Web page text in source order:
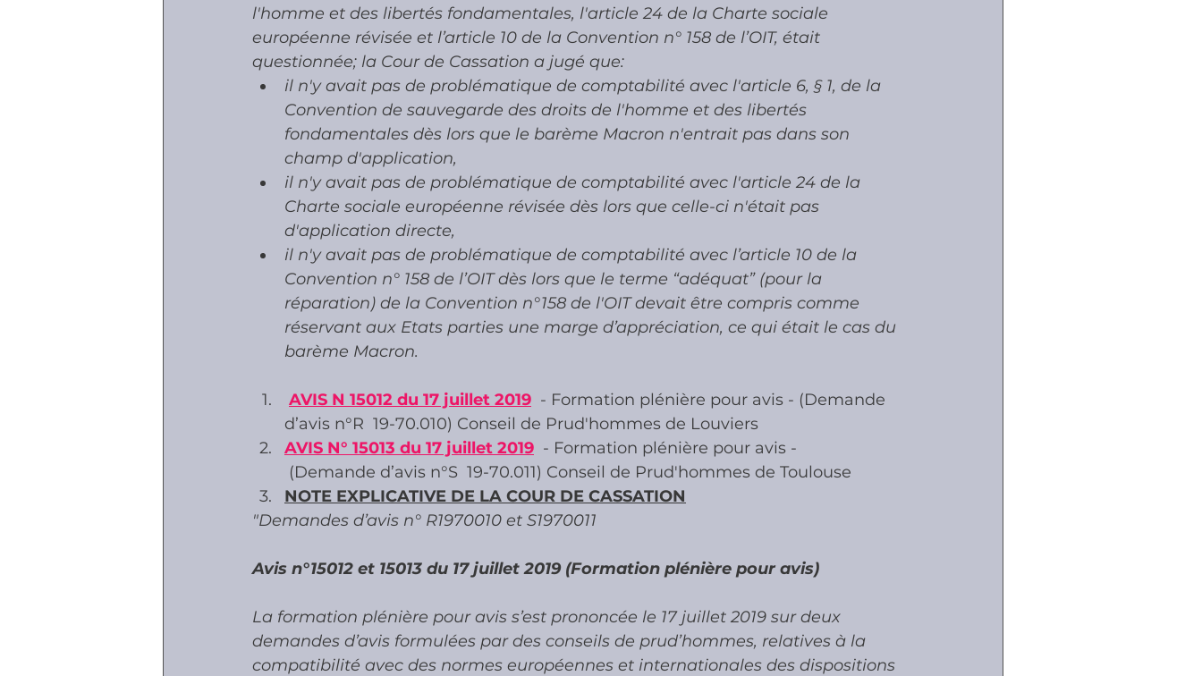
Prestations sociales & Contrôles Médiation Tribunaux
l'homme et des libertés fondamentales, l'article 24 de la Charte sociale
européenne révisée et l’article 10 de la Convention n° 158 de l’OIT, était
questionnée; la Cour de Cassation a jugé que:
il n'y avait pas de problématique de comptabilité avec l'article 6, § 1, de la
Convention de sauvegarde des droits de l'homme et des libertés
fondamentales dès lors que le barème Macron n'entrait pas dans son
champ d'application,
il n'y avait pas de problématique de comptabilité avec l'article 24 de la
Charte sociale européenne révisée dès lors que celle-ci n'était pas
d'application directe,
il n'y avait pas de problématique de comptabilité avec l’article 10 de la
Convention n° 158 de l’OIT dès lors que le terme “adéquat” (pour la
réparation) de la Convention n°158 de l'OIT devait être compris comme
réservant aux Etats parties une marge d’appréciation, ce qui était le cas du
barème Macron.
AVIS N 15012 du 17 juillet 2019
  - Formation plénière pour avis - (Demande
d’avis n°R  19-70.010) Conseil de Prud'hommes de Louviers
AVIS N° 15013 du 17 juillet 2019
  - Formation plénière pour avis -
(Demande d’avis n°S  19-70.011) Conseil de Prud'hommes de Toulouse
NOTE EXPLICATIVE DE LA COUR DE CASSATION
"Demandes d’avis n° R1970010 et S1970011
Avis n°15012 et 15013 du 17 juillet 2019 (Formation plénière pour avis)
La formation plénière pour avis s’est prononcée le 17 juillet 2019 sur deux
demandes d’avis formulées par des conseils de prud’hommes, relatives à la
compatibilité avec des normes européennes et internationales des dispositions